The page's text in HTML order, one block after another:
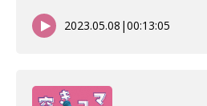
2023.05.08 |00:13:05